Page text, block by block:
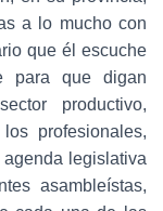
a lo mucho con
que él escuche
para que digan
productivo,
profesionales,
legislativa
asambleístas,